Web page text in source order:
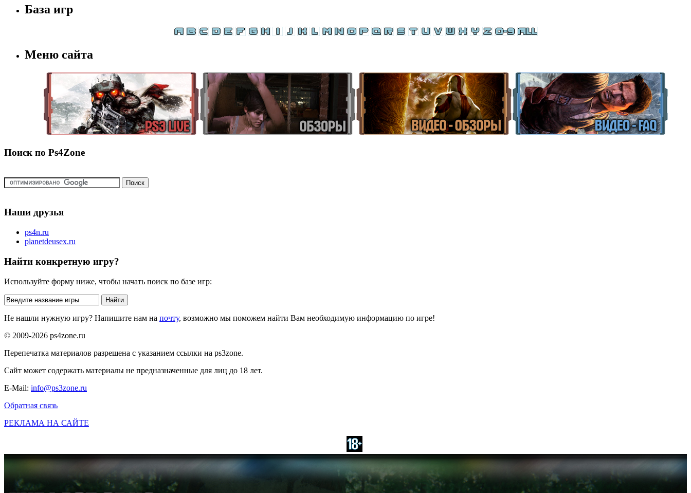
База игр
Меню сайта
Поиск по Ps4Zone
Наши друзья
ps4n.ru
planetdeusex.ru
Найти конкретную игру?
Используйте форму ниже, чтобы начать поиск по базе игр:
Не нашли нужную игру? Напишите нам на почту, возможно мы поможем найти Вам необходимую информацию по игре!
© 2009-2026 ps4zone.ru
Перепечатка материалов разрешена с указанием ссылки на ps3zone.
Сайт может содержать материалы не предназначенные для лиц до 18 лет.
E-Mail: info@ps3zone.ru
Обратная связь
РЕКЛАМА НА САЙТЕ